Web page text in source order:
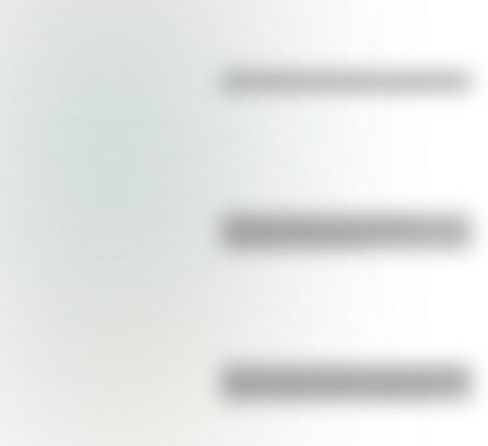
Duda resuelta: ¿es el Truco
José de San Martín: conocé dónde